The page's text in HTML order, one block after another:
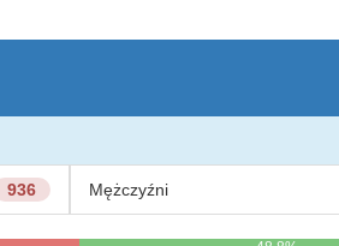
936 Mężczyźni